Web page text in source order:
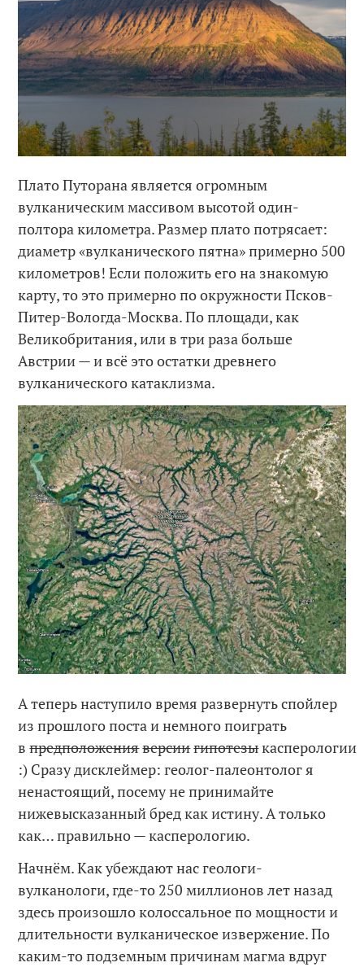
Плато Путорана является огромным
вулканическим массивом высотой один-
полтора километра. Размер плато потрясает:
диаметр «вулканического пятна» примерно 500
километров! Если положить его на знакомую
карту, то это примерно по окружности Псков-
Питер-Вологда-Москва. По площади, как
Великобритания, или в три раза больше
Австрии — и всё это остатки древнего
вулканического катаклизма.
А теперь наступило время развернуть спойлер
из прошлого поста и немного поиграть
впредположенияверсиигипотезыкасперологии
:) Сразу дисклеймер: геолог-палеонтолог я
ненастоящий, посему не принимайте
нижевысказанный бред как истину. А только
как… правильно — касперологию.
Начнём. Как убеждают нас геологи-
вулканологи, где-то 250 миллионов лет назад
здесь произошло колоссальное по мощности и
длительности вулканическое извержение. По
каким-то подземным причинам магма вдруг